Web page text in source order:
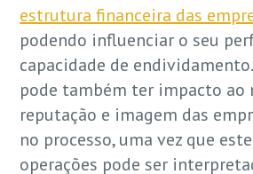
estrutura financeira das
podendo influenciar o seu
capacidade de
pode também ter impacto ao
reputação e imagem das
no processo, uma vez que
operações pode ser